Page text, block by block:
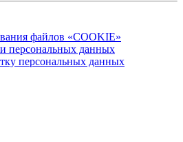
файлов «COOKIE»
персональных данных
персональных данных